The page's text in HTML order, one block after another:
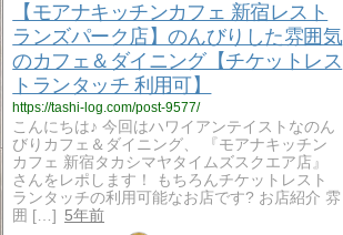
【モアナキッチンカフェ 新宿レスト
ランズパーク店】のんびりした雰囲気
のカフェ＆ダイニング【チケットレス
トランタッチ 利用可】
https://tashi-log.com/post-9577/
こんにちは♪ 今回はハワイアンテイストなのん
びりカフェ＆ダイニング、 『モアナキッチン
カフェ 新宿タカシマヤタイムズスクエア店』
さんをレポします！ もちろんチケットレスト
ランタッチの利用可能なお店です? お店紹介 雰
囲 […]
5年前